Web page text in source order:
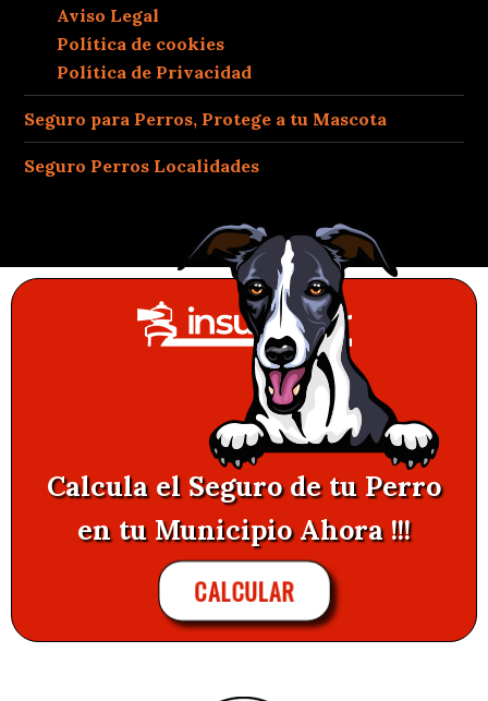
Aviso Legal
Política de cookies
Política de Privacidad
Seguro para Perros, Protege a tu Mascota
Seguro Perros Localidades
Calcula el Seguro de tu Perro
en tu Municipio Ahora !!!
CALCULAR